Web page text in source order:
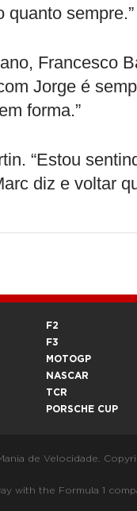
quanto sempre.”
Francesco
Jorge é
forma.”
“Estou
diz e voltar
F2
F3
MOTOGP
NASCAR
TCR
PORSCHE CUP
de Velocidade.
the Formula 1